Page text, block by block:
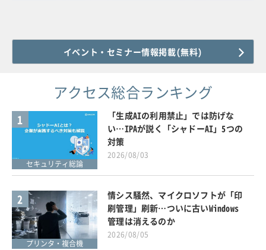
イベント・セミナー情報掲載(無料)
アクセス総合ランキング
1
セキュリティ総論
「生成AIの利用禁止」では防げな
い…IPAが説く「シャドーAI」5つの
対策
2026/08/03
2
プリンタ・複合機
情シス騒然、マイクロソフトが「印
刷管理」刷新…ついに古いWindows
管理は消えるのか
2026/08/05